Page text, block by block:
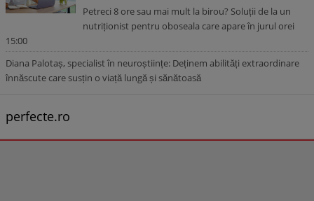
Petreci 8 ore sau mai mult la birou? Soluții de la un
nutriționist pentru oboseala care apare în jurul orei
15:00
Diana Palotaș, specialist în neuroștiințe: Deținem abilități extraordinare
înnăscute care susțin o viață lungă și sănătoasă
perfecte.ro